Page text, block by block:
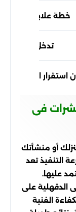
خطة علاج
تدخل عاجل
استقرار النتائج
فى
أو منشأتك
التنفيذ تعد
عليها.
الدقهلية على
الفنية